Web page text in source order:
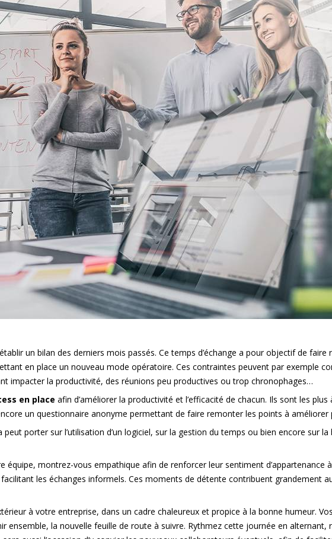
un bilan des derniers mois passés. Ce temps d’échange a pour objectif de
en place un nouveau mode opératoire. Ces contraintes peuvent par exemple
impacter la productivité, des réunions peu productives ou trop chronophages…
en place afin d’améliorer la productivité et l’efficacité de chacun. Ils sont les
un questionnaire anonyme permettant de faire remonter les points à améliorer
peut porter sur l’utilisation d’un logiciel, sur la gestion du temps ou bien encore sur
équipe, montrez-vous empathique afin de renforcer leur sentiment d’appartenance
les échanges informels. Ces moments de détente contribuent grandement
à votre entreprise, dans un cadre chaleureux et propice à la bonne humeur.
ensemble, la nouvelle feuille de route à suivre. Rythmez cette journée en alternant,